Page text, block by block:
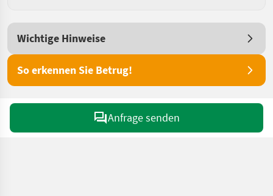
Wichtige Hinweise
So erkennen Sie Betrug!
Anfrage senden